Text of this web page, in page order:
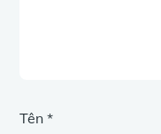
Tên*